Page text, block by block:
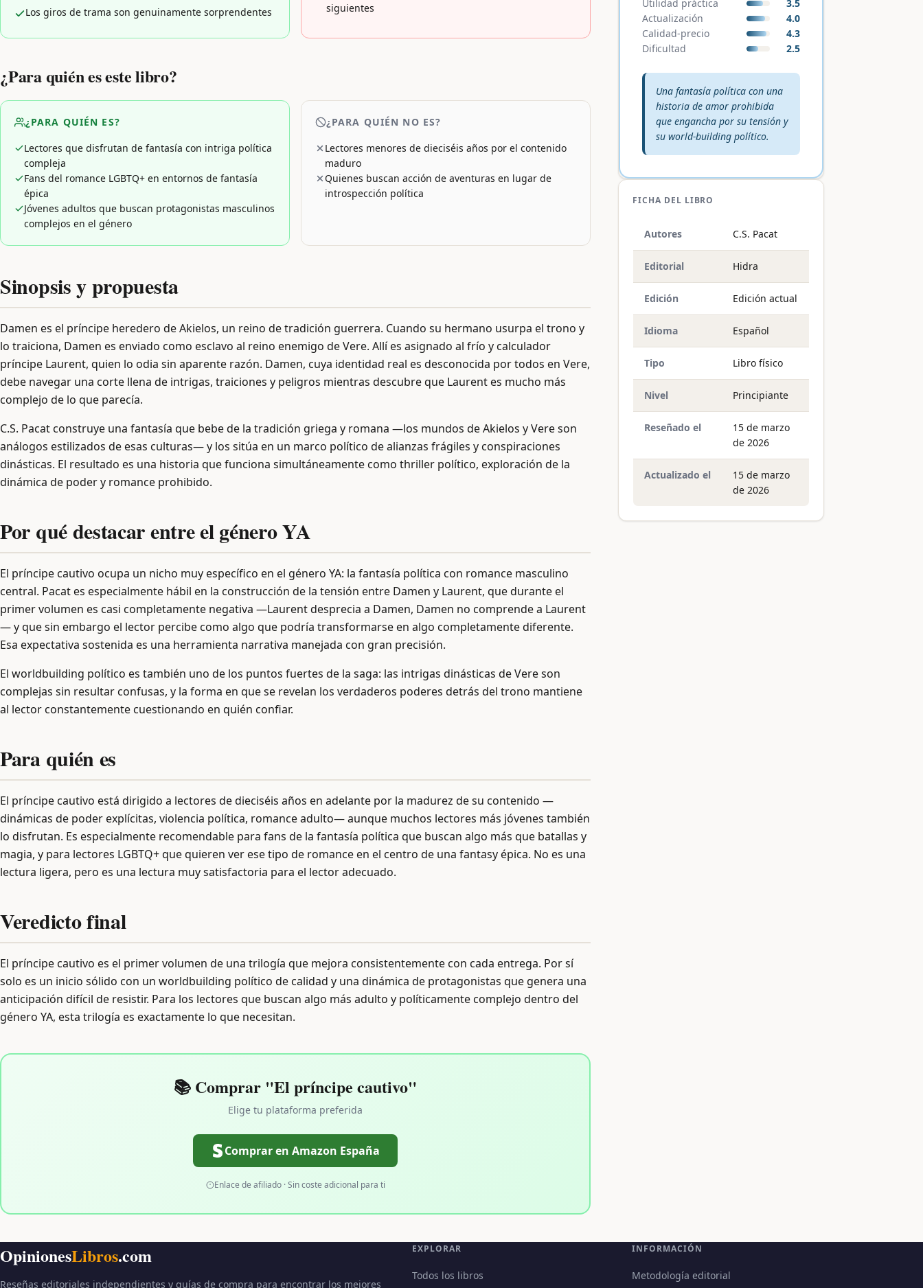
Los giros de trama son genuinamente sorprendentes
siguientes
¿Para quién es este libro?
¿PARA QUIÉN ES?
Lectores que disfrutan de fantasía con intriga política
compleja
Fans del romance LGBTQ+ en entornos de fantasía
épica
Jóvenes adultos que buscan protagonistas masculinos
complejos en el género
¿PARA QUIÉN NO ES?
Lectores menores de dieciséis años por el contenido
maduro
Quienes buscan acción de aventuras en lugar de
introspección política
Sinopsis y propuesta
Damen es el príncipe heredero de Akielos, un reino de tradición guerrera. Cuando su hermano usurpa el trono y
lo traiciona, Damen es enviado como esclavo al reino enemigo de Vere. Allí es asignado al frío y calculador
príncipe Laurent, quien lo odia sin aparente razón. Damen, cuya identidad real es desconocida por todos en Vere,
debe navegar una corte llena de intrigas, traiciones y peligros mientras descubre que Laurent es mucho más
complejo de lo que parecía.
C.S. Pacat construye una fantasía que bebe de la tradición griega y romana —los mundos de Akielos y Vere son
análogos estilizados de esas culturas— y los sitúa en un marco político de alianzas frágiles y conspiraciones
dinásticas. El resultado es una historia que funciona simultáneamente como thriller político, exploración de la
dinámica de poder y romance prohibido.
Por qué destacar entre el género YA
El príncipe cautivo ocupa un nicho muy específico en el género YA: la fantasía política con romance masculino
central. Pacat es especialmente hábil en la construcción de la tensión entre Damen y Laurent, que durante el
primer volumen es casi completamente negativa —Laurent desprecia a Damen, Damen no comprende a Laurent
— y que sin embargo el lector percibe como algo que podría transformarse en algo completamente diferente.
Esa expectativa sostenida es una herramienta narrativa manejada con gran precisión.
El worldbuilding político es también uno de los puntos fuertes de la saga: las intrigas dinásticas de Vere son
complejas sin resultar confusas, y la forma en que se revelan los verdaderos poderes detrás del trono mantiene
al lector constantemente cuestionando en quién confiar.
Para quién es
El príncipe cautivo está dirigido a lectores de dieciséis años en adelante por la madurez de su contenido —
dinámicas de poder explícitas, violencia política, romance adulto— aunque muchos lectores más jóvenes también
lo disfrutan. Es especialmente recomendable para fans de la fantasía política que buscan algo más que batallas y
magia, y para lectores LGBTQ+ que quieren ver ese tipo de romance en el centro de una fantasy épica. No es una
lectura ligera, pero es una lectura muy satisfactoria para el lector adecuado.
Veredicto final
El príncipe cautivo es el primer volumen de una trilogía que mejora consistentemente con cada entrega. Por sí
solo es un inicio sólido con un worldbuilding político de calidad y una dinámica de protagonistas que genera una
anticipación difícil de resistir. Para los lectores que buscan algo más adulto y políticamente complejo dentro del
género YA, esta trilogía es exactamente lo que necesitan.
📚 Comprar "El príncipe cautivo"
Elige tu plataforma preferida
Comprar en Amazon España
Enlace de afiliado · Sin coste adicional para ti
Utilidad práctica
3.5
Actualización
4.0
Calidad-precio
4.3
Dificultad
2.5
Veredicto editorial:
Una fantasía política con una
historia de amor prohibida
que engancha por su tensión y
su world-building político.
FICHA DEL LIBRO
Autores C.S. Pacat
Editorial Hidra
Edición Edición actual
Idioma Español
Tipo Libro físico
Nivel Principiante
Reseñado el
15 de marzo
de 2026
Actualizado el
15 de marzo
de 2026
OpinionesLibros.com
Reseñas editoriales independientes y guías de compra para encontrar los mejores
EXPLORAR
Todos los libros
INFORMACIÓN
Metodología editorial